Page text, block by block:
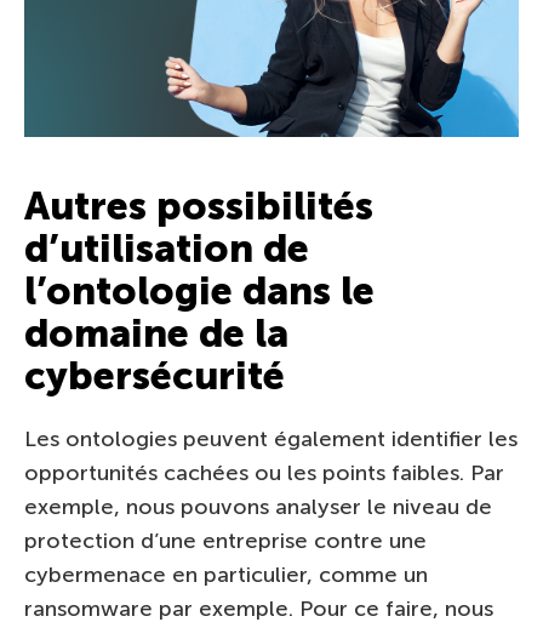
Autres possibilités
d’utilisation de
l’ontologie dans le
domaine de la
cybersécurité
Les ontologies peuvent également identifier les
opportunités cachées ou les points faibles. Par
exemple, nous pouvons analyser le niveau de
protection d’une entreprise contre une
cybermenace en particulier, comme un
ransomware par exemple. Pour ce faire, nous